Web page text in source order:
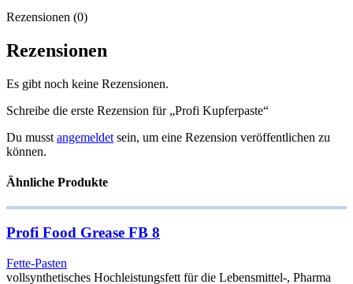
Rezensionen (0)
Rezensionen
Es gibt noch keine Rezensionen.
Schreibe die erste Rezension für „Profi Kupferpaste“
Du musst angemeldet sein, um eine Rezension veröffentlichen zu
können.
Ähnliche Produkte
Profi Food Grease FB 8
Fette-Pasten
vollsynthetisches Hochleistungsfett für die Lebensmittel-, Pharma